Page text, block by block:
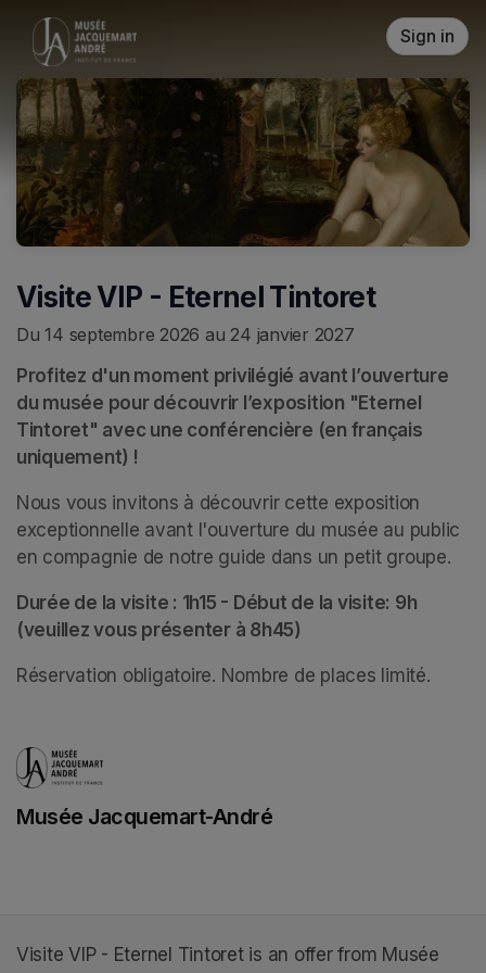
Skip header
Sign in
Visite VIP - Eternel Tintoret
Du 14 septembre 2026 au 24 janvier 2027
Profitez d'un moment privilégié avant l’ouverture
du musée pour découvrir l’exposition "Eternel
Tintoret" avec une conférencière (en français
uniquement) !
Nous vous invitons à découvrir cette exposition
exceptionnelle avant l'ouverture du musée au public
en compagnie de notre guide dans un petit groupe.
Durée de la visite : 1h15 - Début de la visite: 9h
(veuillez vous présenter à 8h45)
Réservation obligatoire. Nombre de places limité.
Musée Jacquemart-André
Visite VIP - Eternel Tintoret is an offer from Musée